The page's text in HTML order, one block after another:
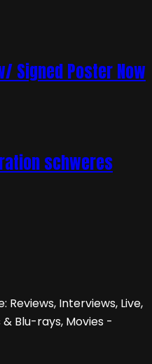
Signed Poster Now
schweres
Reviews, Interviews, Live,
& Blu-rays, Movies -